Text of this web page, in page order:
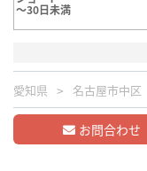
～30日未満
愛知県 名古屋市中区
お問合わせ